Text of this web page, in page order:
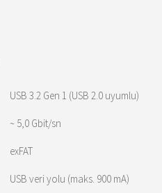
USB 3.2 Gen 1 (USB 2.0 uyumlu)
~ 5,0 Gbit/sn
exFAT
USB veri yolu (maks. 900 mA)